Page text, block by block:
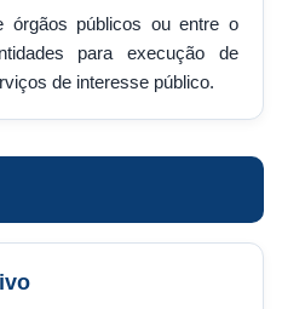
órgãos públicos ou entre o
para execução de
de interesse público.